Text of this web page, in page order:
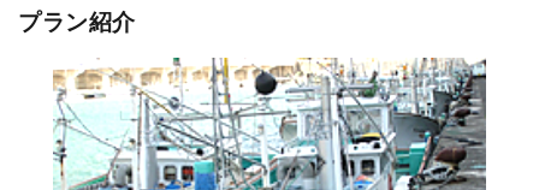
プラン紹介